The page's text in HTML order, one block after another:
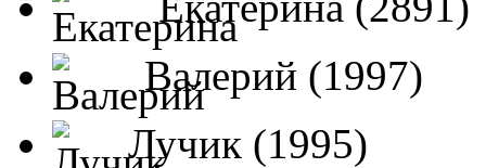
Валерий (1997)
Лучик (1995)